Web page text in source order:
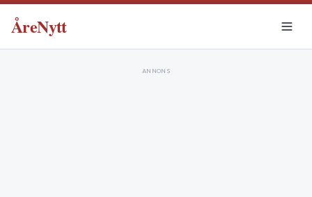
ÅreNytt
ANNONS